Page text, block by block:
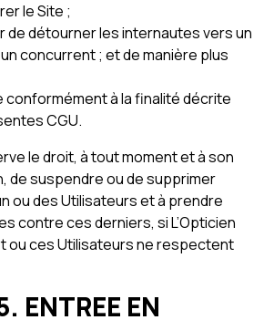
le Site ;
de détourner les internautes vers un
concurrent ; et de manière plus
conformément à la finalité décrite
CGU.
le droit, à tout moment et à son
de suspendre ou de supprimer
ou des Utilisateurs et à prendre
contre ces derniers, si L’Opticien
ou ces Utilisateurs ne respectent
ENTREE EN